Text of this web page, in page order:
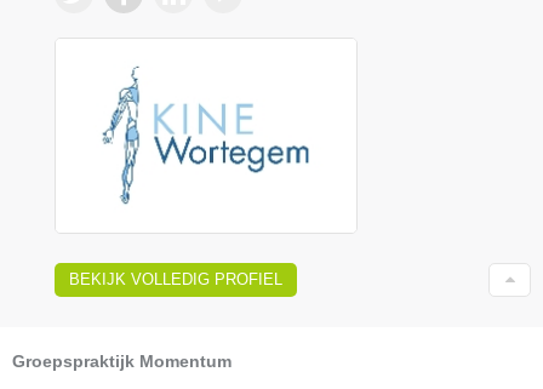
BEKIJK VOLLEDIG PROFIEL
Groepspraktijk Momentum